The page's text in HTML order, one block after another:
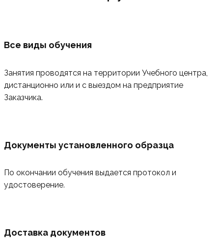
Все виды обучения
Занятия проводятся на территории Учебного центра,
дистанционно или и с выездом на предприятие
Заказчика.
Документы установленного образца
По окончании обучения выдается протокол и
удостоверение.
Доставка документов